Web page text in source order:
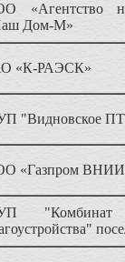
«Агентство
Дом-М»
«К-РАЭСК»
"Видновское
«Газпром